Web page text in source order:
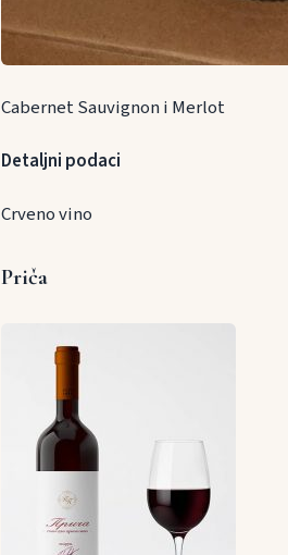
Cabernet Sauvignon i Merlot
Detaljni podaci
Crveno vino
Priča